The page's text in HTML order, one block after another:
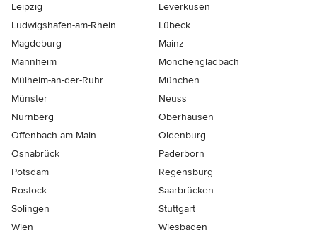
Leipzig
Leverkusen
Ludwigshafen-am-Rhein
Lübeck
Magdeburg
Mainz
Mannheim
Mönchen­gladbach
Mülheim-an-der-Ruhr
München
Münster
Neuss
Nürnberg
Oberhausen
Offenbach-am-Main
Oldenburg
Osnabrück
Paderborn
Potsdam
Regensburg
Rostock
Saarbrücken
Solingen
Stuttgart
Wien
Wiesbaden